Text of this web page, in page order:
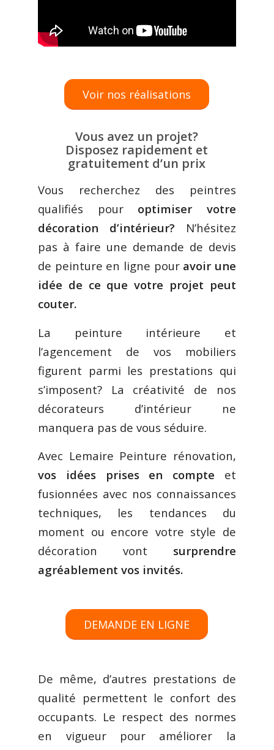
Voir nos réalisations
Vous avez un projet?
Disposez rapidement et
gratuitement d’un prix
Vous recherchez des peintres
qualifiés pour optimiser votre
décoration d’intérieur? N’hésitez
pas à faire une demande de devis
de peinture en ligne pour avoir une
idée de ce que votre projet peut
couter.
La peinture intérieure et
l’agencement de vos mobiliers
figurent parmi les prestations qui
s’imposent? La créativité de nos
décorateurs d’intérieur ne
manquera pas de vous séduire.
Avec Lemaire Peinture rénovation,
vos idées prises en compte et
fusionnées avec nos connaissances
techniques, les tendances du
moment ou encore votre style de
décoration vont surprendre
agréablement vos invités.
DEMANDE EN LIGNE
De même, d’autres prestations de
qualité permettent le confort des
occupants. Le respect des normes
en vigueur pour améliorer la